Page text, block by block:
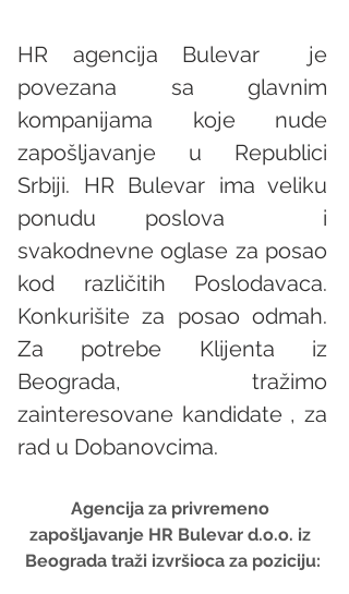
HR agencija Bulevar  je
povezana sa glavnim
kompanijama koje nude
zapošljavanje u Republici
Srbiji. HR Bulevar ima veliku
ponudu poslova  i
svakodnevne oglase za posao
kod različitih Poslodavaca.
Konkurišite za posao odmah.
Za potrebe Klijenta iz
Beograda, tražimo
zainteresovane kandidate , za
rad u Dobanovcima.
Agencija za privremeno
zapošljavanje HR Bulevar d.o.o. iz
Beograda traži izvršioca za poziciju: